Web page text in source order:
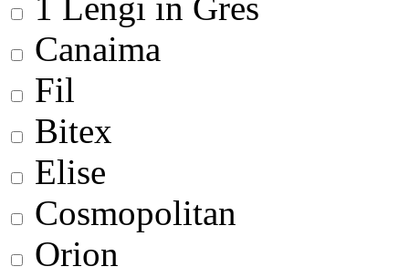
Canaima
Fil
Bitex
Elise
Cosmopolitan
Orion